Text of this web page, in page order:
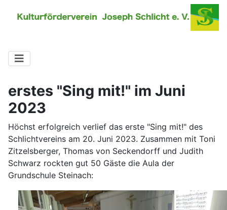
erstes "Sing mit!" im Juni
2023
Höchst erfolgreich verlief das erste "Sing mit!" des
Schlichtvereins am 20. Juni 2023. Zusammen mit Toni
Zitzelsberger, Thomas von Seckendorff und Judith
Schwarz rockten gut 50 Gäste die Aula der
Grundschule Steinach: